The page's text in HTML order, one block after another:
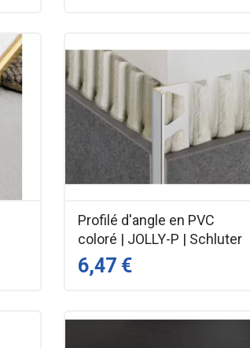
Profilé d'angle en PVC
coloré | JOLLY-P | Schluter
6,47 €